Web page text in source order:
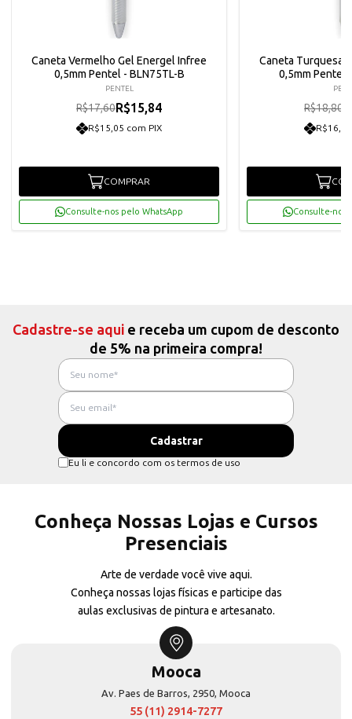
Caneta Vermelho Gel Energel Infree
0,5mm Pentel - BLN75TL-B
PENTEL
R$17,60R$15,84
R$15,05 com PIX
COMPRAR
Consulte-nos pelo WhatsApp
Caneta Turquesa
0,5mm Pentel
R$18,80
Consulte-nos
Cadastre-se aqui e receba um cupom de desconto
de 5% na primeira compra!
Eu li e concordo com os termos de uso
Conheça Nossas Lojas e Cursos
Presenciais
Arte de verdade você vive aqui.
Conheça nossas lojas físicas e participe das
aulas exclusivas de pintura e artesanato.
Mooca
Av. Paes de Barros, 2950, Mooca
55 (11) 2914-7277